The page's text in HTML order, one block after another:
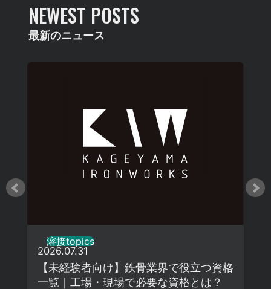
NEWEST POSTS
最新のニュース
溶接topics
2026.07.31
【未経験者向け】鉄骨業界で役立つ資格
一覧｜工場・現場で必要な資格とは？